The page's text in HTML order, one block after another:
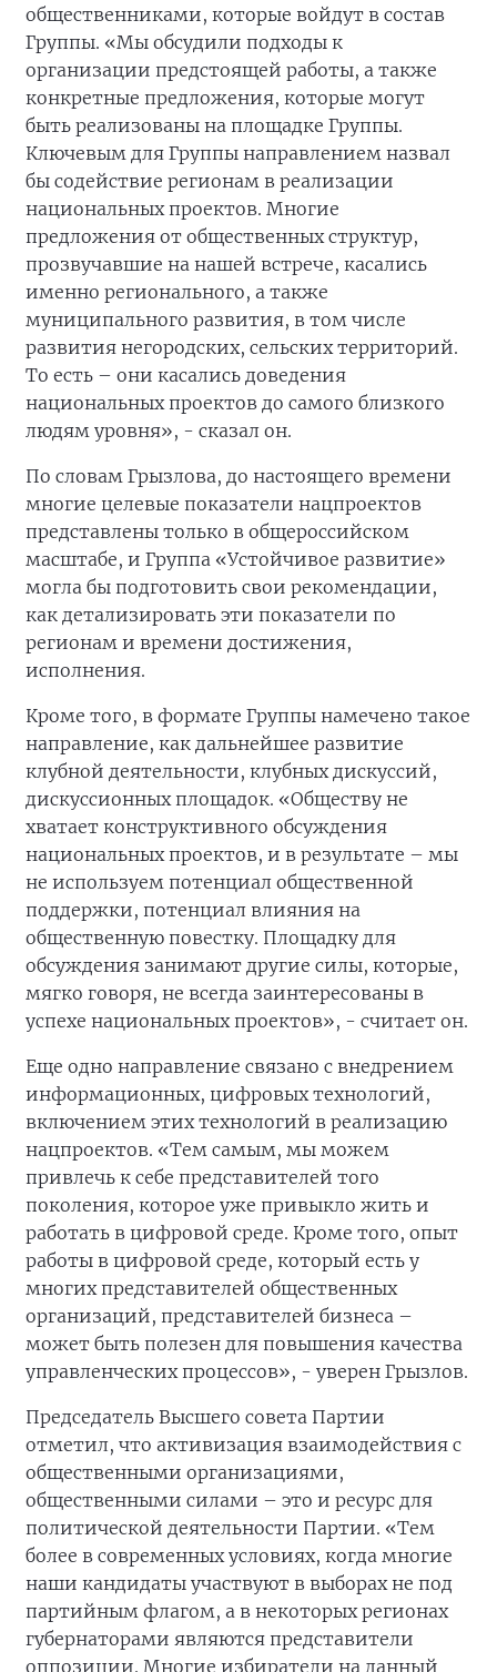
общественниками, которые войдут в состав
Группы. «Мы обсудили подходы к
организации предстоящей работы, а также
конкретные предложения, которые могут
быть реализованы на площадке Группы.
Ключевым для Группы направлением назвал
бы содействие регионам в реализации
национальных проектов. Многие
предложения от общественных структур,
прозвучавшие на нашей встрече, касались
именно регионального, а также
муниципального развития, в том числе
развития негородских, сельских территорий.
То есть – они касались доведения
национальных проектов до самого близкого
людям уровня», - сказал он.
По словам Грызлова, до настоящего времени
многие целевые показатели нацпроектов
представлены только в общероссийском
масштабе, и Группа «Устойчивое развитие»
могла бы подготовить свои рекомендации,
как детализировать эти показатели по
регионам и времени достижения,
исполнения.
Кроме того, в формате Группы намечено такое
направление, как дальнейшее развитие
клубной деятельности, клубных дискуссий,
дискуссионных площадок. «Обществу не
хватает конструктивного обсуждения
национальных проектов, и в результате – мы
не используем потенциал общественной
поддержки, потенциал влияния на
общественную повестку. Площадку для
обсуждения занимают другие силы, которые,
мягко говоря, не всегда заинтересованы в
успехе национальных проектов», - считает он.
Еще одно направление связано с внедрением
информационных, цифровых технологий,
включением этих технологий в реализацию
нацпроектов. «Тем самым, мы можем
привлечь к себе представителей того
поколения, которое уже привыкло жить и
работать в цифровой среде. Кроме того, опыт
работы в цифровой среде, который есть у
многих представителей общественных
организаций, представителей бизнеса –
может быть полезен для повышения качества
управленческих процессов», - уверен Грызлов.
Председатель Высшего совета Партии
отметил, что активизация взаимодействия с
общественными организациями,
общественными силами – это и ресурс для
политической деятельности Партии. «Тем
более в современных условиях, когда многие
наши кандидаты участвуют в выборах не под
партийным флагом, а в некоторых регионах
губернаторами являются представители
оппозиции. Многие избиратели на данный